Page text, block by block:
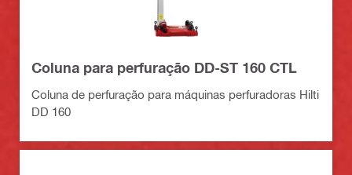
Coluna para perfuração DD-ST 160 CTL
Coluna de perfuração para máquinas perfuradoras Hilti
DD 160